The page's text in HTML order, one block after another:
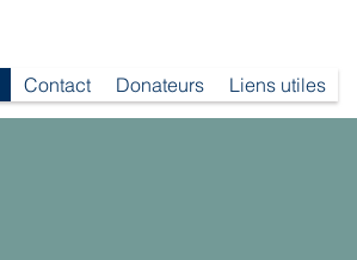
Contact Donateurs Liens utiles